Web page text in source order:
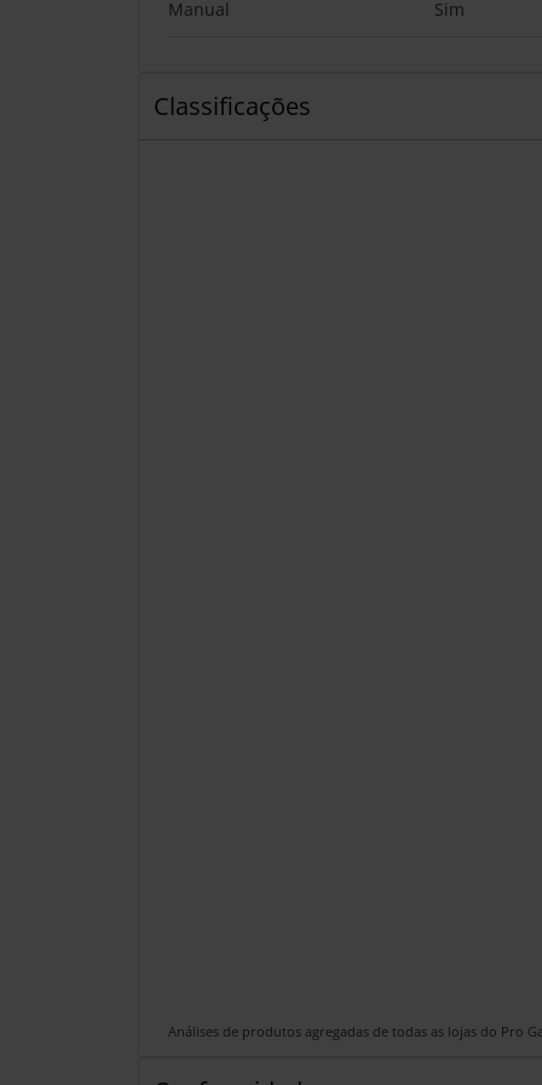
Manual Sim
Classificações
Análises de produtos agregadas de todas as lojas do Pro